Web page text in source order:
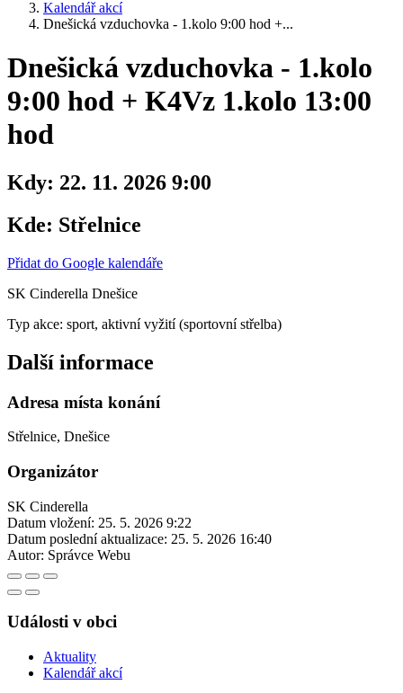
Kalendář akcí
Dnešická vzduchovka - 1.kolo 9:00 hod +...
Dnešická vzduchovka - 1.kolo
9:00 hod + K4Vz 1.kolo 13:00
hod
Kdy: 22. 11. 2026 9:00
Kde: Střelnice
Přidat do Google kalendáře
SK Cinderella Dnešice
Typ akce: sport, aktivní vyžití (sportovní střelba)
Další informace
Adresa místa konání
Střelnice, Dnešice
Organizátor
SK Cinderella
Datum vložení: 25. 5. 2026 9:22
Datum poslední aktualizace: 25. 5. 2026 16:40
Autor: Správce Webu
Události v obci
Aktuality
Kalendář akcí